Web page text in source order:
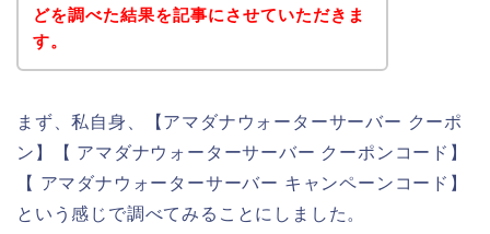
どを調べた結果を記事にさせていただきま
す。
まず、私自身、【アマダナウォーターサーバー クーポ
ン】【 アマダナウォーターサーバー クーポンコード】
【 アマダナウォーターサーバー キャンペーンコード】
という感じで調べてみることにしました。